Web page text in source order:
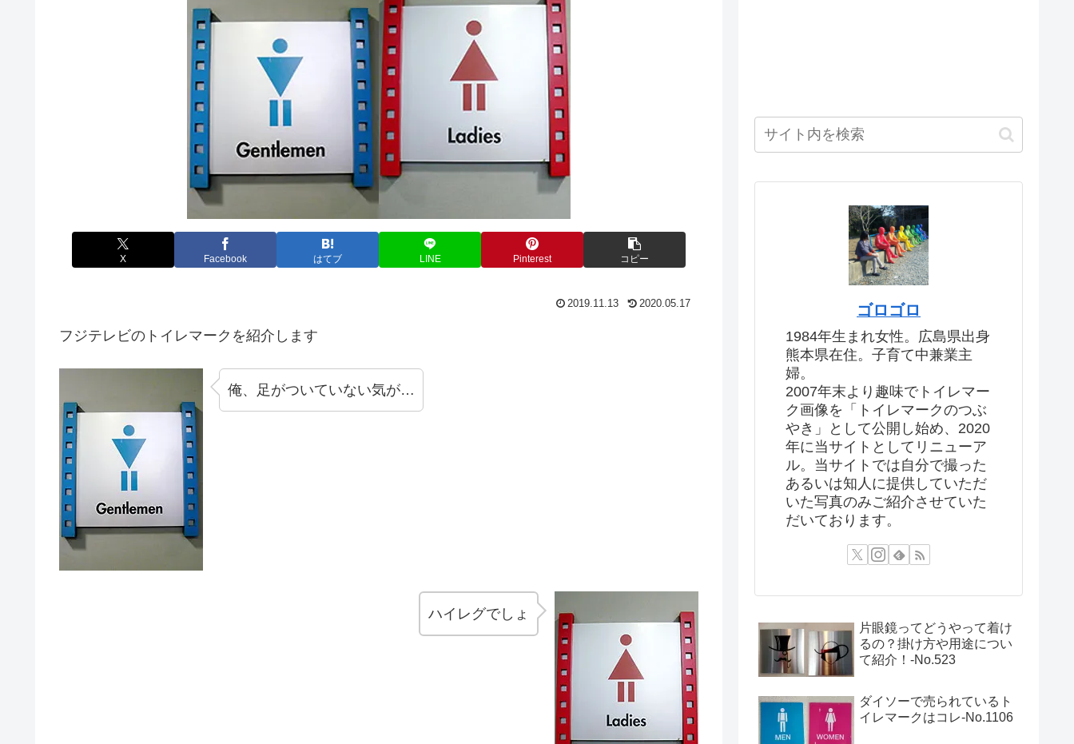
X Facebook はてブ LINE Pinterest コピー
2019.11.13 2020.05.17
フジテレビのトイレマークを紹介します
俺、足がついていない気が…
ハイレグでしょ
ゴロゴロ
1984年生まれ女性。広島県出身
熊本県在住。子育て中兼業主
婦。
2007年末より趣味でトイレマー
ク画像を「トイレマークのつぶ
やき」として公開し始め、2020
年に当サイトとしてリニューア
ル。当サイトでは自分で撮った
あるいは知人に提供していただ
いた写真のみご紹介させていた
だいております。
片眼鏡ってどうやって着け
るの？掛け方や用途につい
て紹介！‐No.523
ダイソーで売られているト
イレマークはコレ-No.1106